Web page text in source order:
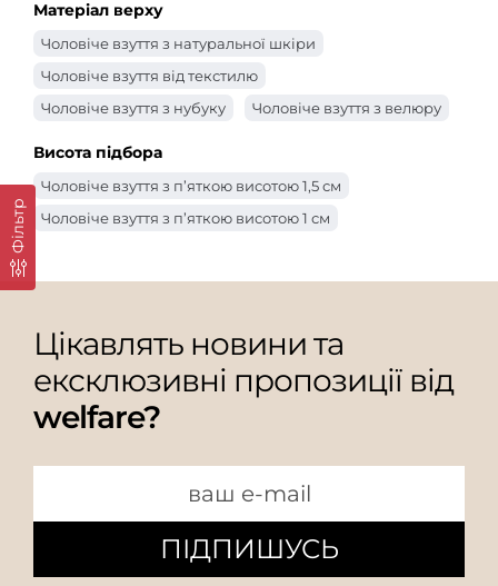
Фільтр
Матеріал верху
Чоловіче взуття з натуральної шкіри
Чоловіче взуття від текстилю
Чоловіче взуття з нубуку
Чоловіче взуття з велюру
Висота підбора
Чоловіче взуття з п’яткою висотою 1,5 см
Чоловіче взуття з п’яткою висотою 1 см
Цікавлять новини та
ексклюзивні пропозиції від
welfare?
ПІДПИШУСЬ